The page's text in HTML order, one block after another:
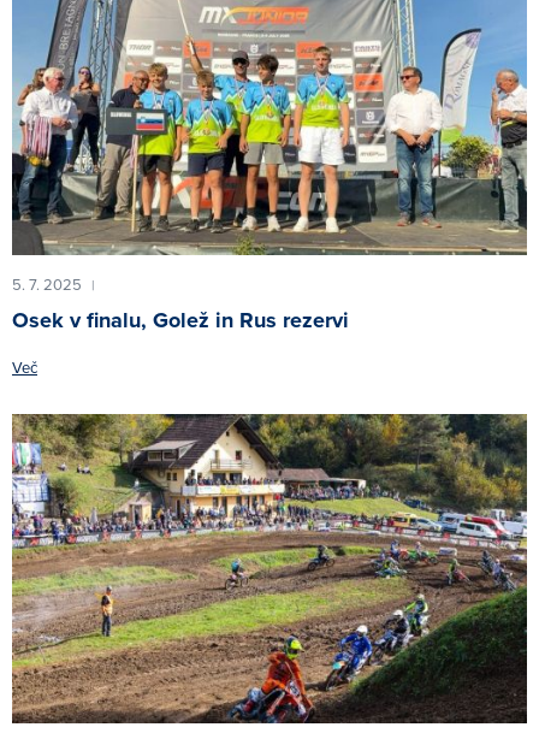
5. 7. 2025 |
Osek v finalu, Golež in Rus rezervi
Več